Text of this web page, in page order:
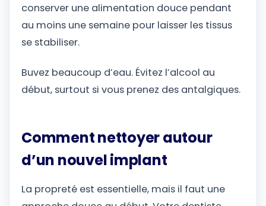
conserver une alimentation douce pendant
au moins une semaine pour laisser les tissus
se stabiliser.
Buvez beaucoup d’eau. Évitez l’alcool au
début, surtout si vous prenez des antalgiques.
Comment nettoyer autour
d’un nouvel implant
La propreté est essentielle, mais il faut une